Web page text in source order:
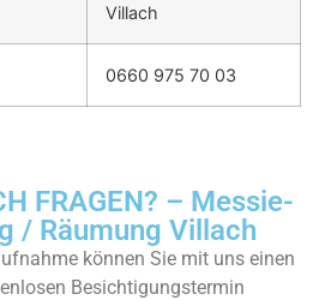
Villach
0660 975 70 03
FRAGEN? – Messie-
/ Räumung Villach
können Sie mit uns einen
Besichtigungstermin